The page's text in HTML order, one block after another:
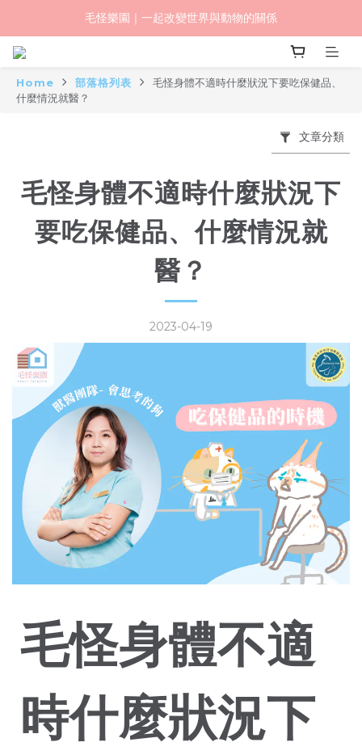
毛怪樂園｜一起改變世界與動物的關係
毛怪樂園｜一起改變世界與動物的關係
【物資認購】透明守護計劃｜從認購到送達，全程透明
毛怪樂園｜一起改變世界與動物的關係
Home 部落格列表
毛怪身體不適時什麼狀況下要吃保健品、
什麼情況就醫？
文章分類
毛怪身體不適時什麼狀況下
要吃保健品、什麼情況就
醫？
2023-04-19
毛怪身體不適
時什麼狀況下